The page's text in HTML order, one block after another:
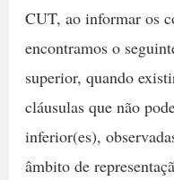
CUT, ao informar os
encontramos o
superior, quando
cláusulas que não
inferior(es),
âmbito de